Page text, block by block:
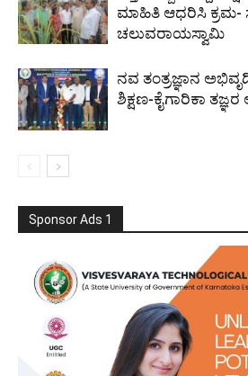
ಮಾಹಿತಿ ಆಧರಿಸಿ
ಚಲುವರಾಯಸ್ವಾಮಿ
ನವ ತಂತ್ರಜ್ಞಾನ
ಶಿಕ್ಷಣ-ಕೈಗಾರಿಕಾ
Sponsor Ads 1